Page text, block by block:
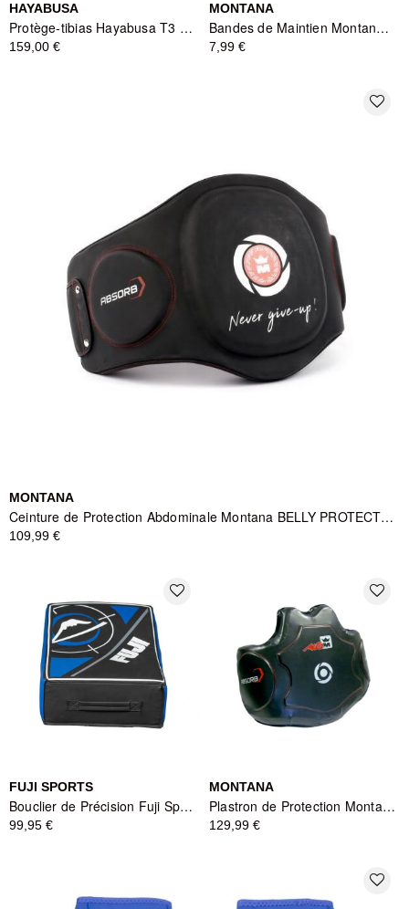
HAYABUSA
Protège-tibias Hayabusa T3 Striking Noir/Or
159,00 €
MONTANA
Bandes de Maintien Montana MBB3400 - Rouge
7,99 €
favorite_border
MONTANA
Ceinture de Protection Abdominale Montana BELLY PROTECTOR Absorb Identity - Noir
109,99 €
favorite_border
FUJI SPORTS
Bouclier de Précision Fuji Sports - Pao de Frappe
99,95 €
favorite_border
MONTANA
Plastron de Protection Montana Body Protector Absorb Identity - Noir
129,99 €
favorite_border